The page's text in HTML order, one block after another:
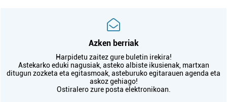
Azken berriak
Harpidetu zaitez gure buletin irekira!
Astekarko eduki nagusiak, asteko albiste ikusienak, martxan
ditugun zozketa eta egitasmoak, asteburuko egitarauen agenda eta
askoz gehiago!
Ostiralero zure posta elektronikoan.